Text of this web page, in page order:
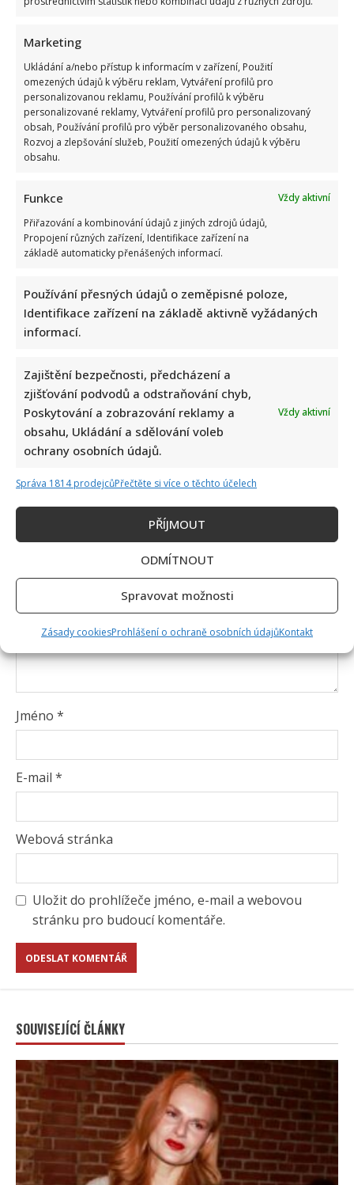
Marketing
Ukládání a/nebo přístup k informacím v zařízení, Použití
omezených údajů k výběru reklam, Vytváření profilů pro
personalizovanou reklamu, Používání profilů k výběru
personalizované reklamy, Vytváření profilů pro personalizovaný
obsah, Používání profilů pro výběr personalizovaného obsahu,
Rozvoj a zlepšování služeb, Použití omezených údajů k výběru
obsahu.
Funkce
Vždy aktivní
Přiřazování a kombinování údajů z jiných zdrojů údajů,
Propojení různých zařízení, Identifikace zařízení na
základě automaticky přenášených informací.
Používání přesných údajů o zeměpisné poloze,
Identifikace zařízení na základě aktivně vyžádaných
informací.
Zajištění bezpečnosti, předcházení a
zjišťování podvodů a odstraňování chyb,
Poskytování a zobrazování reklamy a
obsahu, Ukládání a sdělování voleb
ochrany osobních údajů.
Vždy aktivní
Správa 1814 prodejcůPřečtěte si více o těchto účelech
PŘÍJMOUT
ODMÍTNOUT
Spravovat možnosti
Zásady cookiesProhlášení o ochraně osobních údajůKontakt
Napsat komentář
Vaše e-mailová adresa nebude zveřejněna.
Komentář
Jméno *
E-mail *
Webová stránka
Uložit do prohlížeče jméno, e-mail a webovou
stránku pro budoucí komentáře.
SOUVISEJÍCÍ ČLÁNKY